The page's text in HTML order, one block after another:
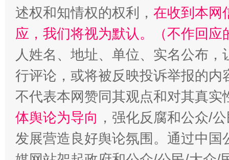
述权和知情权的权利， 在收到本网
应，我们将视为默认。（不作回应
人姓名、地址、单位、实名公布
行评论，或将被反映投诉举报的
不代表本网赞同其观点和对其真实
体舆论为导向 ，强化反腐和公众/
发展营造良好舆论氛围。通过中